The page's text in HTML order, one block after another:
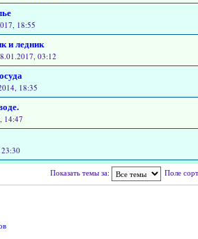
18:55
и ледник
03:12
18:35
14:47
Показать темы за: Поле